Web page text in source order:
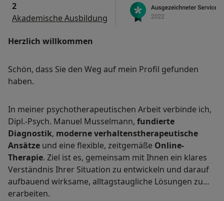
2
Akademische Ausbildung
Herzlich willkommen
Schön, dass Sie den Weg auf mein Profil gefunden
haben.
In meiner psychotherapeutischen Arbeit verbinde ich,
Dipl.-Psych. Manuel Musselmann, fundierte
Diagnostik, moderne verhaltenstherapeutische
Ansätze und eine flexible, zeitgemäße Online-
Therapie. Ziel ist es, gemeinsam mit Ihnen ein klares
Verständnis Ihrer Situation zu entwickeln und darauf
aufbauend wirksame, alltagstaugliche Lösungen zu
erarbeiten.